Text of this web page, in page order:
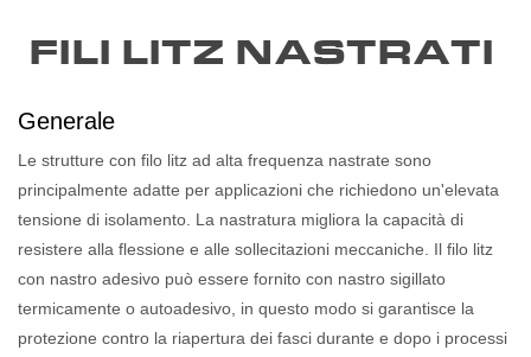
FILI LITZ NASTRATI
Generale
Le strutture con filo litz ad alta frequenza nastrate sono
principalmente adatte per applicazioni che richiedono un'elevata
tensione di isolamento. La nastratura migliora la capacità di
resistere alla flessione e alle sollecitazioni meccaniche. Il filo litz
con nastro adesivo può essere fornito con nastro sigillato
termicamente o autoadesivo, in questo modo si garantisce la
protezione contro la riapertura dei fasci durante e dopo i processi